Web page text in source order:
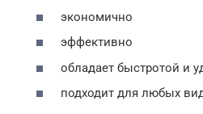
экономично
эффективно
обладает быстротой и
подходит для любых